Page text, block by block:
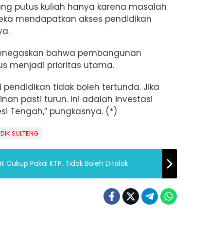
putus kuliah hanya karena masalah
mendapatkan akses pendidikan
bahwa pembangunan
menjadi prioritas utama.
tidak boleh tertunda. Jika
pasti turun. Ini adalah investasi
Tengah,” pungkasnya. (*)
SULTENG
Pakai KTP, Tidak Boleh Ditolak